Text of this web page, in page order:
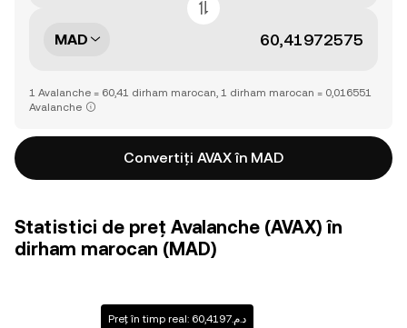
MAD
1 Avalanche = 60,41 dirham marocan, 1 dirham marocan = 0,016551
Avalanche
Convertiți AVAX în MAD
Statistici de preț Avalanche (AVAX) în
dirham marocan (MAD)
Preț în timp real: د.م.60,4197